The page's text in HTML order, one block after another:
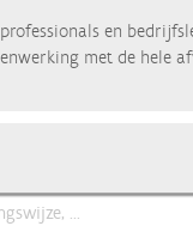
en
met de hele